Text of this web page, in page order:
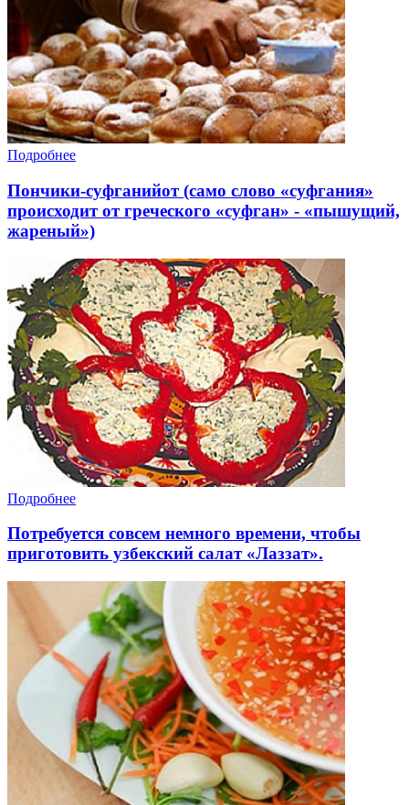
Подробнее
Пончики-суфганийот (само слово «суфгания»
происходит от греческого «суфган» - «пышущий,
жареный»)
Подробнее
Потребуется совсем немного времени, чтобы
приготовить узбекский салат «Лаззат».